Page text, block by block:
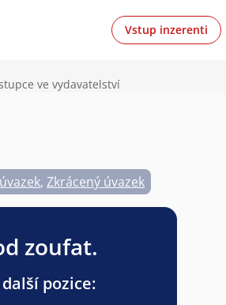
Vstup inzerenti
ve vydavatelství
, Zkrácený úvazek
zoufat.
pozice: